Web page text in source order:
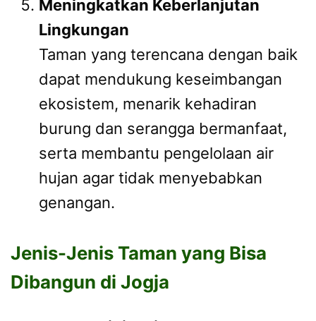
Meningkatkan Keberlanjutan
Lingkungan
Taman yang terencana dengan baik
dapat mendukung keseimbangan
ekosistem, menarik kehadiran
burung dan serangga bermanfaat,
serta membantu pengelolaan air
hujan agar tidak menyebabkan
genangan.
Jenis-Jenis Taman yang Bisa
Dibangun di Jogja